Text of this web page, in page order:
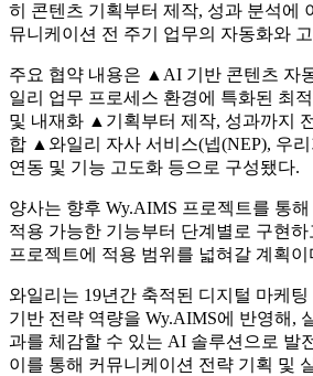
히 콘텐츠 기획부터 제작, 성과 분석에
뮤니케이션 전 주기 업무의 자동화와
주요 협약 내용은 ▲AI 기반 콘텐츠 자
일리 업무 프로세스 환경에 특화된 최
및 내재화 ▲기획부터 제작, 성과까지
합 ▲와일리 자사 서비스(넵(NEP), 우
연동 및 기능 고도화 등으로 구성됐다.
양사는 향후 Wy.AIMS 프로젝트를 통
적용 가능한 기능부터 단계별로 구현
프로젝트에 적용 범위를 넓혀갈 계획이
와일리는 19년간 축적된 디지털 마케
기반 전략 역량을 Wy.AIMS에 반영해,
과를 체감할 수 있는 AI 솔루션으로 발
이를 통해 커뮤니케이션 전략 기획 및